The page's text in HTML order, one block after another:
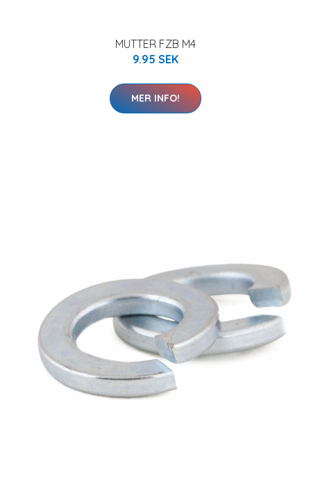
MUTTER FZB M4
9.95 SEK
MER INFO!